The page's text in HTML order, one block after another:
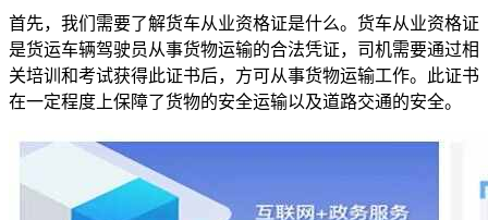
首先，我们需要了解货车从业资格证是什么。货车从业资格证
是货运车辆驾驶员从事货物运输的合法凭证，司机需要通过相
关培训和考试获得此证书后，方可从事货物运输工作。此证书
在一定程度上保障了货物的安全运输以及道路交通的安全。